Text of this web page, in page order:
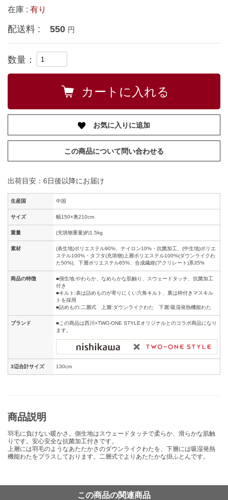
在庫 : 有り
配送料 : 550 円
数量：
お気に入りに追加
この商品について問い合わせる
出荷目安：6日後以降にお届け
生産国 中国
サイズ 幅150×奥210cm
重量 (充填物重量)約1.5kg
素材
(表生地)ポリエステル90%、ナイロン10%・抗菌加工、(中生地)ポリエ
ステル100%・タフタ(充填物)上層ポリエステル100%(ダウンライクわ
た50%)、下層ポリエステル65%、合成繊維(アクリレート)系35%
商品の特徴
■側生地:やわらか、なめらかな肌触り、スウェードタッチ、抗菌加工
付き
■キルト:表は詰めものが寄りにくい六角キルト、裏は枠付きマスキル
トを採用
■詰めもの:二層式 上層:ダウンライクわた 下層:吸湿発熱機能わた
ブランド
■この商品は西川×TWO-ONE STYLEオリジナルとのコラボ商品になり
ます。
3辺合計サイズ 130cm
商品説明
羽毛に負けない暖かさ。側生地はスウェードタッチで柔らか、滑らかな肌触
りです。安心安全な抗菌加工付きです。
上層には羽毛のようなあたたかさのダウンライクわたを、下層には吸湿発熱
機能わたをプラスしております。二層式でよりあたたかな掛ふとんです。
この商品の関連商品